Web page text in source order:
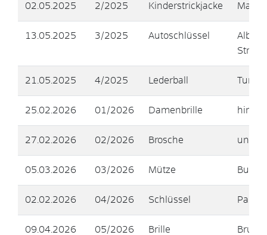
02.05.2025 2/2025 Kinderstrickjacke
13.05.2025 3/2025 Autoschlüssel
21.05.2025 4/2025 Lederball
25.02.2026 01/2026 Damenbrille hinter
27.02.2026 02/2026 Brosche
05.03.2026 03/2026 Mütze
02.02.2026 04/2026 Schlüssel
09.04.2026 05/2026 Brille